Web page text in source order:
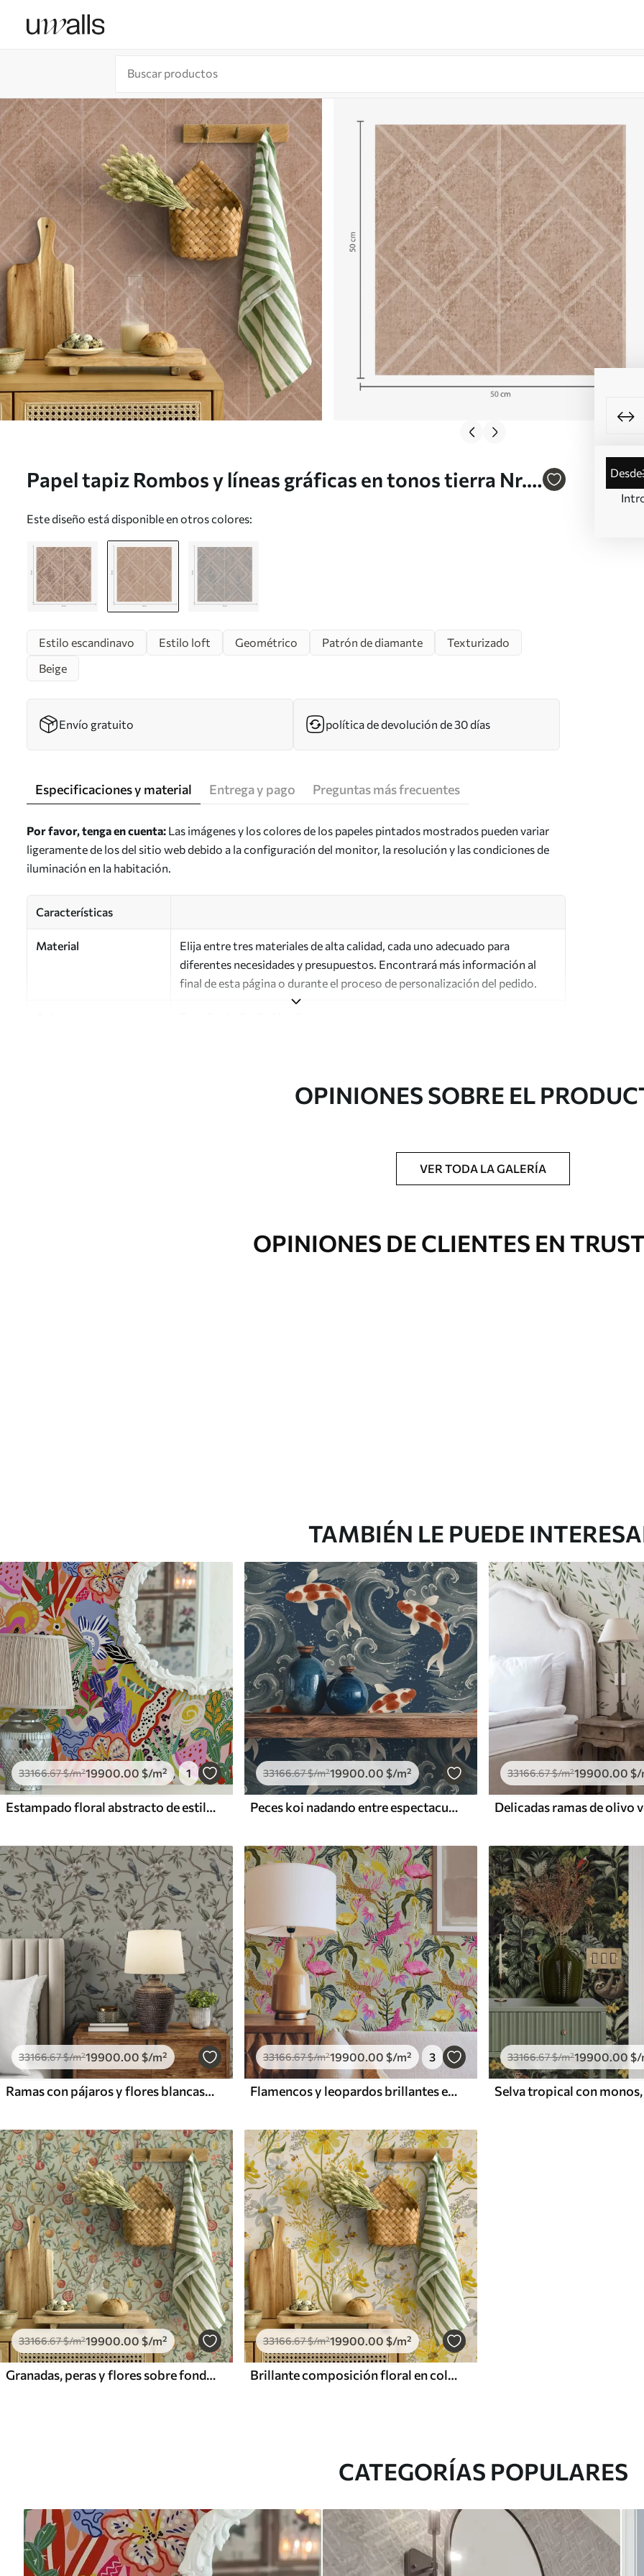
Papel tapiz Rombos y líneas gráficas en tonos tierra Nr.
Este diseño está disponible en otros colores:
desde
Estilo escandinavo Estilo loft Geométrico Patrón de diamante
Texturizado
Beige
Envío gratuito política de devolución de 30 días
Especificaciones y material Entrega y pago Preguntas más frecuentes
Por favor, tenga en cuenta: Las imágenes y los colores de los papeles pintados mostrados pueden variar
ligeramente de los del sitio web debido a la configuración del monitor, la resolución y las condiciones de
iluminación en la habitación.
Características
Material
Elija entre tres materiales de alta calidad, cada uno adecuado para
diferentes necesidades y presupuestos. Encontrará más información al
final de esta página o durante el proceso de personalización del pedido.
Disponible con recubrimiento de barniz y/o adhesivo para empapelar.
Se puede limpiar suavemente con una esponja suave. Los murales de pared
Aplicación sin fisuras
OPINIONES SOBRE EL
VER TODA LA GALERÍA
OPINIONES DE CLIENTES EN
TAMBIÉN LE PUEDE
33166.67$/m²19900.00 $/m² 1
Estampado floral abstracto de estilo pop art
33166.67$/m²19900.00 $/m²
Peces koi nadando entre espectaculares olas oceánicas
33166.67$/m²19900.00 $/
Delicadas ramas de olivo
33166.67$/m²19900.00 $/m²
Ramas con pájaros y flores blancas sobre un fondo delicado
33166.67$/m²19900.00 $/m² 3
Flamencos y leopardos brillantes entre plantas tropicales
33166.67$/m²19900.00 $/
33166.67$/m²19900.00 $/m²
Granadas, peras y flores sobre fondo verde pálido
33166.67$/m²19900.00 $/m²
Brillante composición floral en color amarillo
CATEGORÍAS POPULARES